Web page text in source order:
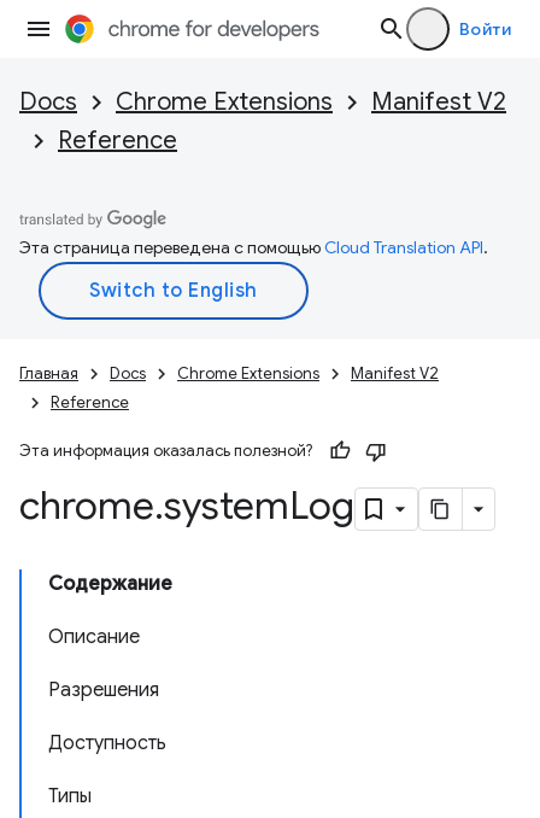
Войти
Docs Chrome Extensions
Manifest V2
Reference
Эта страница переведена с помощьюCloud Translation API.
Главная Docs Chrome Extensions
Manifest V2
Reference
Эта информация оказалась полезной?
chrome.systemLog
Содержание
Описание
Разрешения
Доступность
Типы